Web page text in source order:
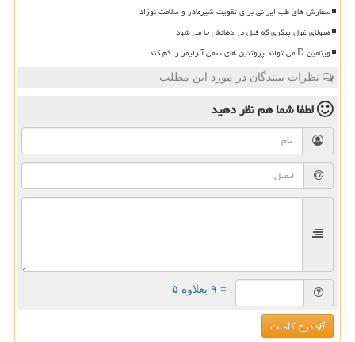
سفارش های طب ایرانی برای تقویت شیرمادر و سلامت نوزاد
هیولای غول پیکری که فیل در دهانش جا می شود
ویتامین D می تواند پروتئین های سمی آلزایمر را کم کند
نظرات بینندگان در مورد این مطلب
لطفا شما همنظر دهید
= ۹ بعلاوه ۵
درج کامنت